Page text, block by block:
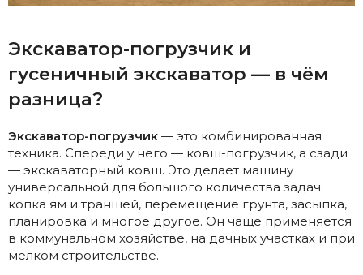
Экскаватор-погрузчик и
гусеничный экскаватор — в чём
разница?
Экскаватор-погрузчик — это комбинированная
техника. Спереди у него — ковш-погрузчик, а сзади
— экскаваторный ковш. Это делает машину
универсальной для большого количества задач:
копка ям и траншей, перемещение грунта, засыпка,
планировка и многое другое. Он чаще применяется
в коммунальном хозяйстве, на дачных участках и при
мелком строительстве.